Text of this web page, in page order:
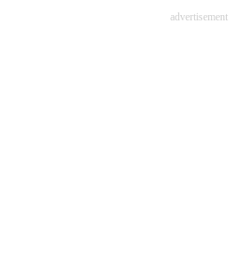
advertisement